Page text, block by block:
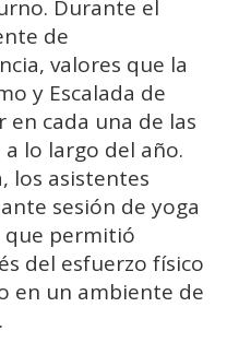
Durante el
de
valores que la
y Escalada de
cada una de las
lo largo del año.
los asistentes
sesión de yoga
que permitió
del esfuerzo físico
en un ambiente de